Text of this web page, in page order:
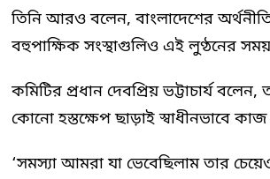
তিনি আরও বলেন, বাংলাদেশের
বহুপাক্ষিক সংস্থাগুলিও এই লুণ্ঠনের
কমিটির প্রধান দেবপ্রিয় ভট্টাচার্য
কোনো হস্তক্ষেপ ছাড়াই স্বাধীনভাবে
‘সমস্যা আমরা যা ভেবেছিলাম তার